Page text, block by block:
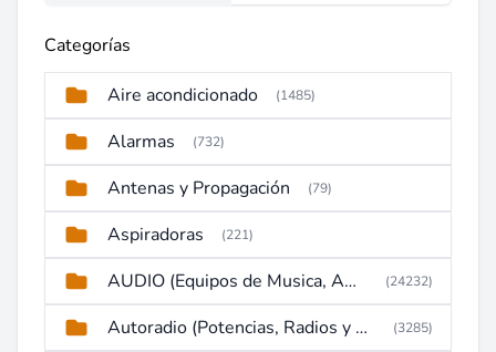
Categorías
Aire acondicionado (1485)
Alarmas (732)
Antenas y Propagación (79)
Aspiradoras (221)
AUDIO (Equipos de Musica, Amplificadores, Reproductores, Etc) (24232)
Autoradio (Potencias, Radios y DVD) (3285)